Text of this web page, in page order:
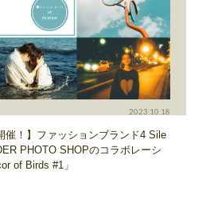
2023.10.18
催！】ファッションブランド4 Sile
PHOTO SHOPのコラボレーシ
of Birds #1」